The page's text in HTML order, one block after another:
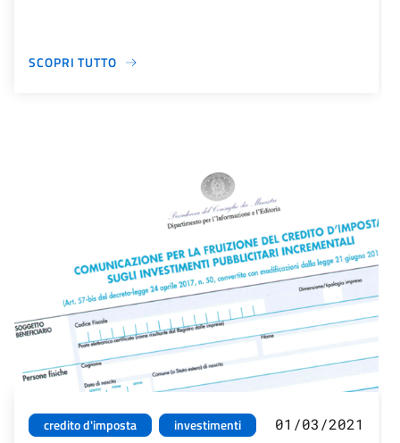
SCOPRI TUTTO
credito d'imposta
investimenti
01/03/2021